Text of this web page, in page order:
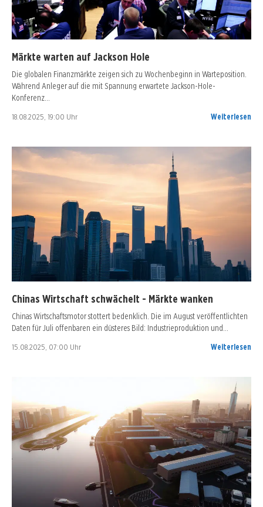
Märkte warten auf Jackson Hole
Die globalen Finanzmärkte zeigen sich zu Wochenbeginn in Warteposition.
Während Anleger auf die mit Spannung erwartete Jackson-Hole-
Konferenz…
18.08.2025, 19:00 Uhr Weiterlesen
Chinas Wirtschaft schwächelt - Märkte wanken
Chinas Wirtschaftsmotor stottert bedenklich. Die im August veröffentlichten
Daten für Juli offenbaren ein düsteres Bild: Industrieproduktion und…
15.08.2025, 07:00 Uhr Weiterlesen